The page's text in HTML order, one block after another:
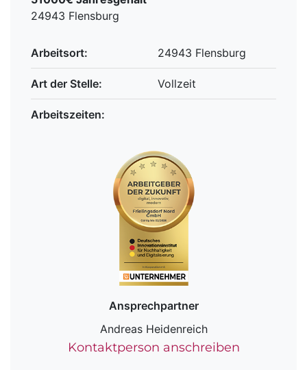
24943 Flensburg
Arbeitsort: 24943 Flensburg
Art der Stelle: Vollzeit
Arbeitszeiten:
Ansprechpartner
Andreas Heidenreich
Kontaktperson anschreiben